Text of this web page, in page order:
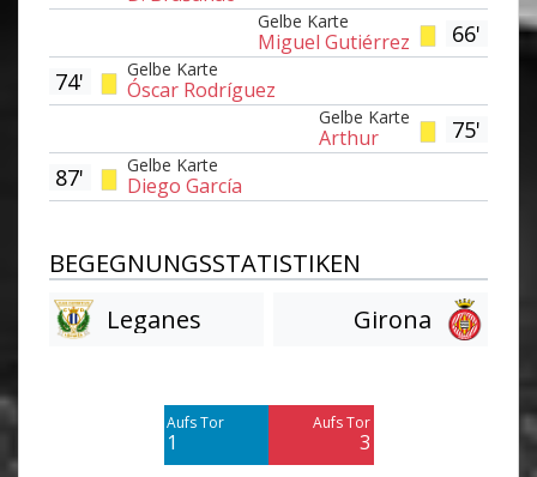
66'
Gelbe Karte
Miguel Gutiérrez
Gelbe Karte
Óscar Rodríguez
74'
75'
Gelbe Karte
Arthur
Gelbe Karte
Diego García
87'
BEGEGNUNGSSTATISTIKEN
Leganes
Girona
Aufs Tor
1
Aufs Tor
3